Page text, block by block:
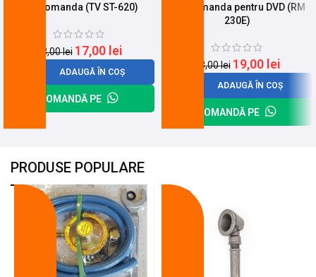
Telecomanda (TV ST-620)
23,00lei 17,00 lei
ADAUGĂ ÎN COȘ
COMANDĂ PE
Telecomanda pentru DVD (RM
230E)
23,00lei 19,00 lei
ADAUGĂ ÎN COȘ
COMANDĂ PE
PRODUSE POPULARE